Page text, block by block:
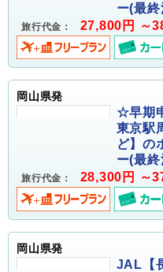
ー(最終
旅行代金： 27,800円 ～
岡山県発
☆早期
東京駅
ど】の
ー(最終
旅行代金： 28,300円 ～
岡山県発
JAL【